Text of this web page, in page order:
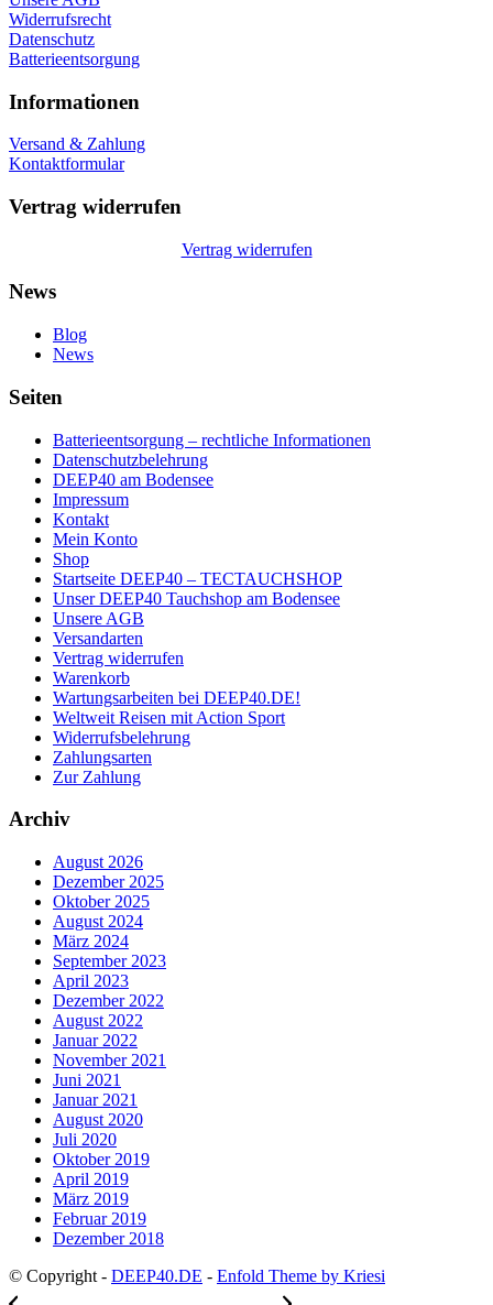
Widerrufsrecht
Datenschutz
Batterieentsorgung
Informationen
Versand & Zahlung
Kontaktformular
Vertrag widerrufen
Vertrag widerrufen
News
Blog
News
Seiten
Batterieentsorgung – rechtliche Informationen
Datenschutzbelehrung
DEEP40 am Bodensee
Impressum
Kontakt
Mein Konto
Shop
Startseite DEEP40 – TECTAUCHSHOP
Unser DEEP40 Tauchshop am Bodensee
Unsere AGB
Versandarten
Vertrag widerrufen
Warenkorb
Wartungsarbeiten bei DEEP40.DE!
Weltweit Reisen mit Action Sport
Widerrufsbelehrung
Zahlungsarten
Zur Zahlung
Archiv
August 2026
Dezember 2025
Oktober 2025
August 2024
März 2024
September 2023
April 2023
Dezember 2022
August 2022
Januar 2022
November 2021
Juni 2021
Januar 2021
August 2020
Juli 2020
Oktober 2019
April 2019
März 2019
Februar 2019
Dezember 2018
© Copyright - DEEP40.DE - Enfold Theme by Kriesi